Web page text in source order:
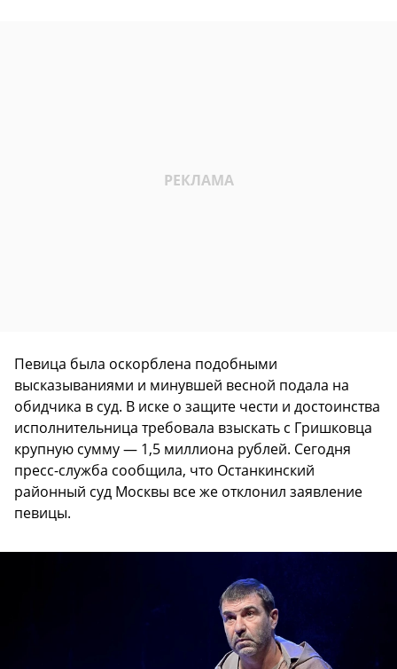
Певица была оскорблена подобными
высказываниями и минувшей весной подала на
обидчика в суд. В иске о защите чести и достоинства
исполнительница требовала взыскать с Гришковца
крупную сумму — 1,5 миллиона рублей. Сегодня
пресс-служба сообщила, что Останкинский
районный суд Москвы все же отклонил заявление
певицы.